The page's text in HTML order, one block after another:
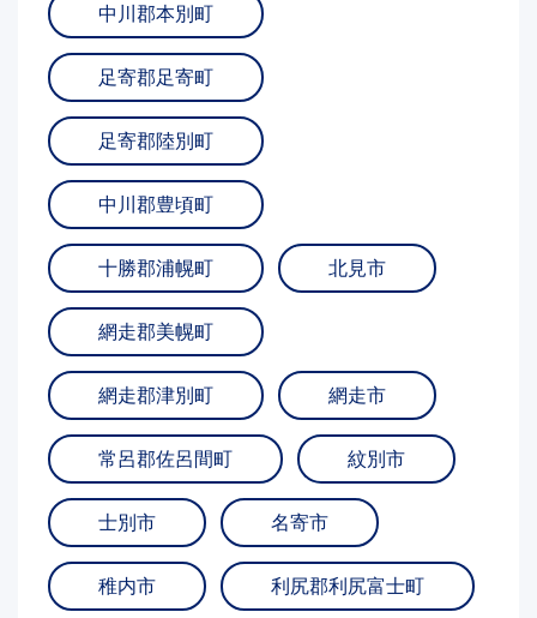
中川郡本別町
足寄郡足寄町
足寄郡陸別町
中川郡豊頃町
十勝郡浦幌町 北見市
網走郡美幌町
網走郡津別町 網走市
常呂郡佐呂間町 紋別市
士別市 名寄市
稚内市 利尻郡利尻富士町